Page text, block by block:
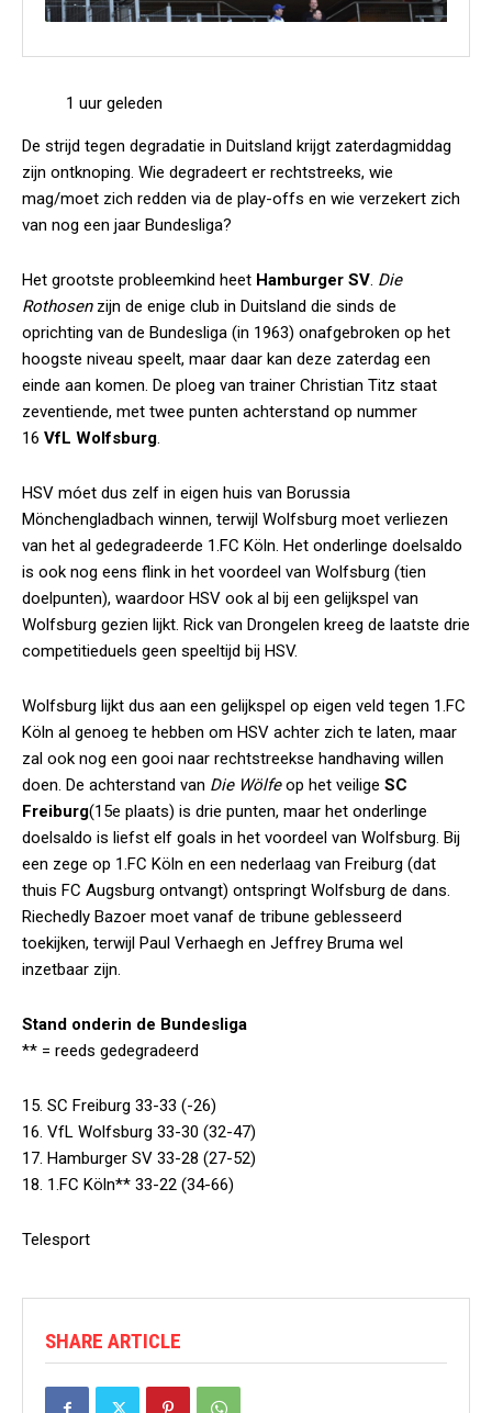
1 uur geleden
De strijd tegen degradatie in Duitsland krijgt zaterdagmiddag
zijn ontknoping. Wie degradeert er rechtstreeks, wie
mag/moet zich redden via de play-offs en wie verzekert zich
van nog een jaar Bundesliga?
Het grootste probleemkind heet Hamburger SV. Die
Rothosenzijn de enige club in Duitsland die sinds de
oprichting van de Bundesliga (in 1963) onafgebroken op het
hoogste niveau speelt, maar daar kan deze zaterdag een
einde aan komen. De ploeg van trainer Christian Titz staat
zeventiende, met twee punten achterstand op nummer
16 VfL Wolfsburg.
HSV móet dus zelf in eigen huis van Borussia
Mönchengladbach winnen, terwijl Wolfsburg moet verliezen
van het al gedegradeerde 1.FC Köln. Het onderlinge doelsaldo
is ook nog eens flink in het voordeel van Wolfsburg (tien
doelpunten), waardoor HSV ook al bij een gelijkspel van
Wolfsburg gezien lijkt. Rick van Drongelen kreeg de laatste drie
competitieduels geen speeltijd bij HSV.
Wolfsburg lijkt dus aan een gelijkspel op eigen veld tegen 1.FC
Köln al genoeg te hebben om HSV achter zich te laten, maar
zal ook nog een gooi naar rechtstreekse handhaving willen
doen. De achterstand van Die Wölfeop het veilige SC
Freiburg(15e plaats) is drie punten, maar het onderlinge
doelsaldo is liefst elf goals in het voordeel van Wolfsburg. Bij
een zege op 1.FC Köln en een nederlaag van Freiburg (dat
thuis FC Augsburg ontvangt) ontspringt Wolfsburg de dans.
Riechedly Bazoer moet vanaf de tribune geblesseerd
toekijken, terwijl Paul Verhaegh en Jeffrey Bruma wel
inzetbaar zijn.
Stand onderin de Bundesliga
** = reeds gedegradeerd
15. SC Freiburg 33-33 (-26)
16. VfL Wolfsburg 33-30 (32-47)
17. Hamburger SV 33-28 (27-52)
18. 1.FC Köln** 33-22 (34-66)
Telesport
SHARE ARTICLE